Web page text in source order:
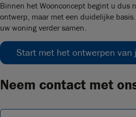
Binnen het Woonconcept begint u dus
ontwerp, maar met een duidelijke
uw woning verder samen.
Start met het ontwerpen van
Neem contact met